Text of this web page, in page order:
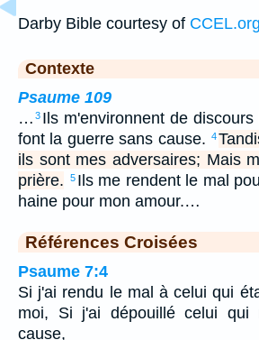
Darby Bible courtesy of CCEL.org
Contexte
Psaume 109
… 3 Ils m'environnent de
font la guerre sans cause.
4
ils sont mes adversaires; Mais
prière.
5 Ils me rendent le mal
haine pour mon amour.…
Références Croisées
Psaume 7:4
Si j'ai rendu le mal à celui qui
moi, Si j'ai dépouillé celui qui
cause,